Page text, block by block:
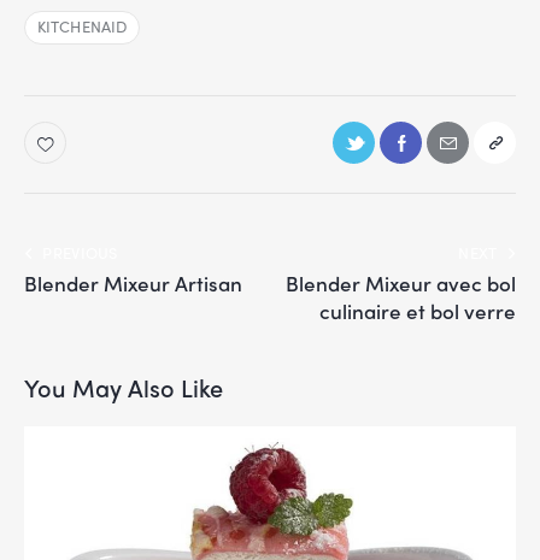
KITCHENAID
Blender Mixeur Artisan
Blender Mixeur avec bol
culinaire et bol verre
You May Also Like